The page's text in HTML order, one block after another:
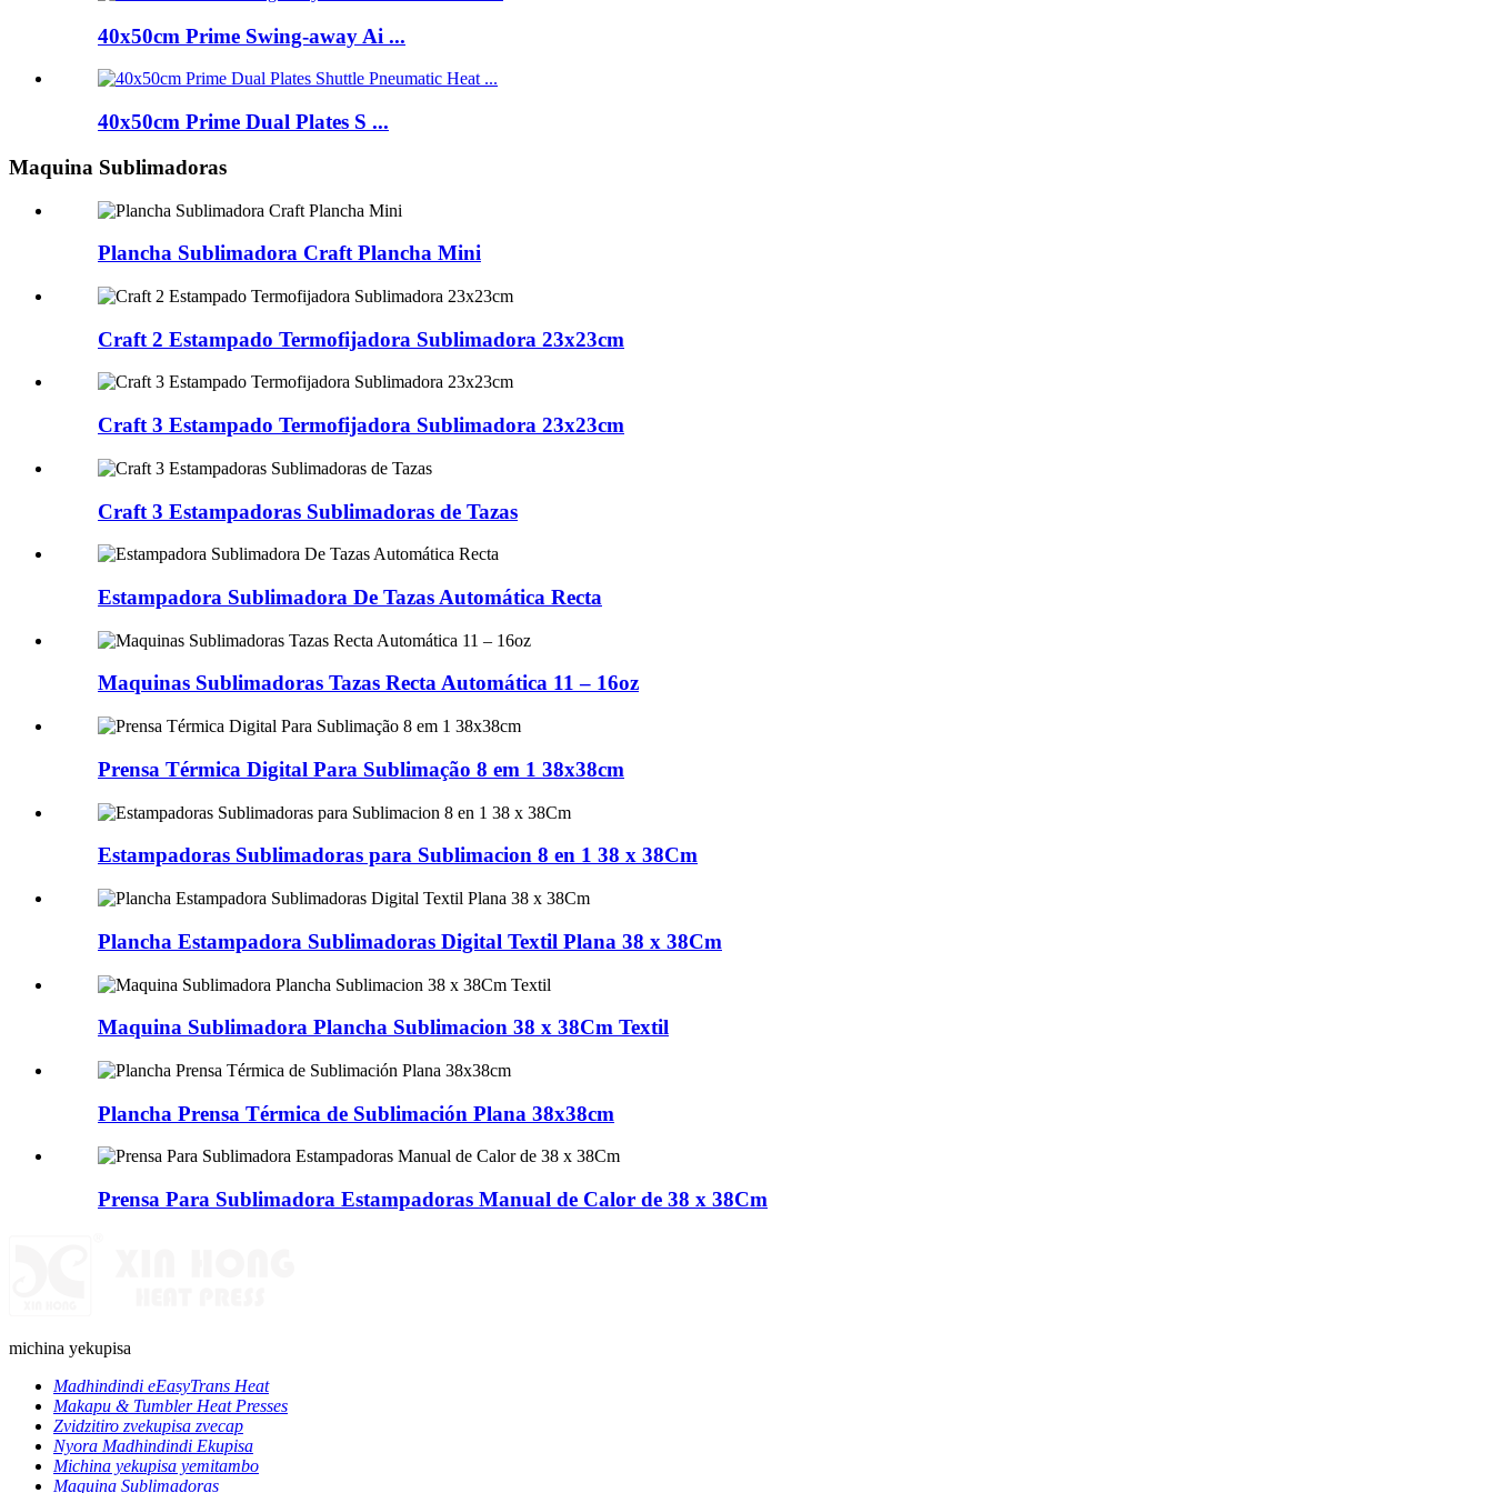
40x50cm Prime Swing-away Ai ...
40x50cm Prime Dual Plates S ...
Maquina Sublimadoras
Plancha Sublimadora Craft Plancha Mini
Craft 2 Estampado Termofijadora Sublimadora 23x23cm
Craft 3 Estampado Termofijadora Sublimadora 23x23cm
Craft 3 Estampadoras Sublimadoras de Tazas
Estampadora Sublimadora De Tazas Automática Recta
Maquinas Sublimadoras Tazas Recta Automática 11 – 16oz
Prensa Térmica Digital Para Sublimação 8 em 1 38x38cm
Estampadoras Sublimadoras para Sublimacion 8 en 1 38 x 38Cm
Plancha Estampadora Sublimadoras Digital Textil Plana 38 x 38Cm
Maquina Sublimadora Plancha Sublimacion 38 x 38Cm Textil
Plancha Prensa Térmica de Sublimación Plana 38x38cm
Prensa Para Sublimadora Estampadoras Manual de Calor de 38 x 38Cm
michina yekupisa
Madhindindi eEasyTrans Heat
Makapu & Tumbler Heat Presses
Zvidzitiro zvekupisa zvecap
Nyora Madhindindi Ekupisa
Michina yekupisa yemitambo
Maquina Sublimadoras